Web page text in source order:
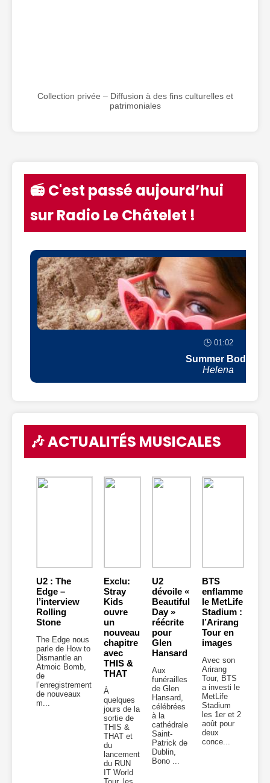
Collection privée – Diffusion à des fins culturelles et
patrimoniales
📻 C'est passé aujourd’hui
sur Radio Le Châtelet !
🕒 01:02
Summer Body
Helena
🎶 ACTUALITÉS MUSICALES
U2 : The
Edge –
l’interview
Rolling
Stone
The Edge nous
parle de How to
Dismantle an
Atmoic Bomb,
de
l’enregistrement
de nouveaux
m...
Exclu:
Stray
Kids
ouvre
un
nouveau
chapitre
avec
THIS &
THAT
À
quelques
jours de la
sortie de
THIS &
THAT et
du
lancement
du RUN
IT World
Tour, les
U2
dévoile «
Beautiful
Day »
réécrite
pour
Glen
Hansard
Aux
funérailles
de Glen
Hansard,
célébrées
à la
cathédrale
Saint-
Patrick de
Dublin,
Bono ...
BTS
enflamme
le MetLife
Stadium :
l’Arirang
Tour en
images
Avec son
Arirang
Tour, BTS
a investi le
MetLife
Stadium
les 1er et 2
août pour
deux
conce...